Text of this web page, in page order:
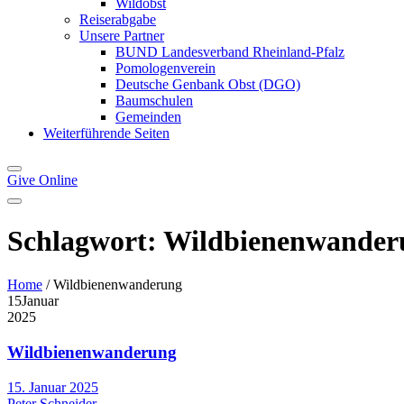
Wildobst
Reiserabgabe
Unsere Partner
BUND Landesverband Rheinland-Pfalz
Pomologenverein
Deutsche Genbank Obst (DGO)
Baumschulen
Gemeinden
Weiterführende Seiten
Give Online
Schlagwort:
Home / Wildbienenwanderung
15Januar
2025
Wildbienenwanderung
15. Januar 2025